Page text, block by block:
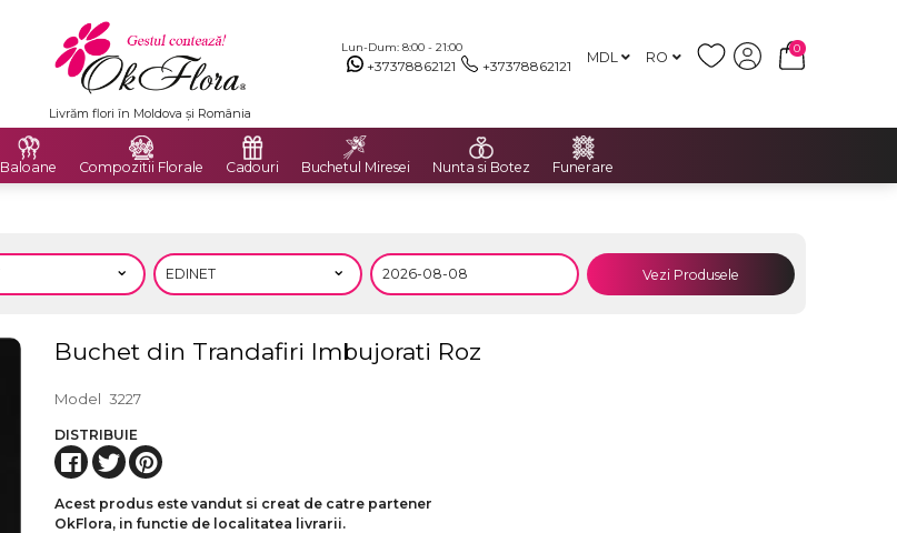
Lun-Dum: 8:00 - 21:00
+37378862121 +37378862121 MDL RO
0
Livrare Gratuită în Chișinău și București
Baloane Compozitii Florale Cadouri Buchetul Miresei Nunta si Botez Funerare
Vezi Produsele
Buchet din Trandafiri Imbujorati Roz
Model 3227
DISTRIBUIE
Acest produs este vandut si creat de catre partener
OkFlora, in functie de localitatea livrarii.